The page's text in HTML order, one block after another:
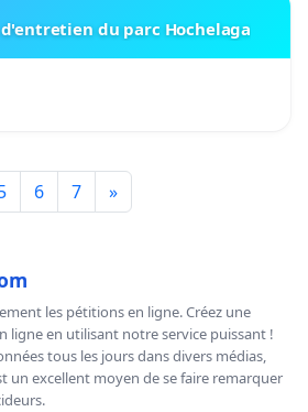
du parc Hochelaga
6 7 »
les pétitions en ligne. Créez une
ligne en utilisant notre service puissant !
tous les jours dans divers médias,
un excellent moyen de se faire remarquer